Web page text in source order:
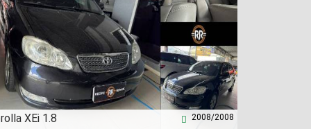
XEi 1.8 2008/2008
